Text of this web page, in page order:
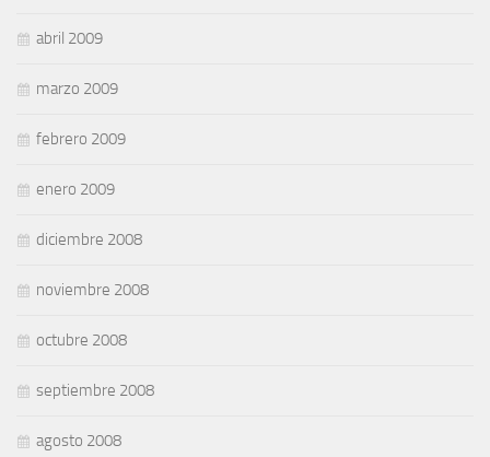
abril 2009
marzo 2009
febrero 2009
enero 2009
diciembre 2008
noviembre 2008
octubre 2008
septiembre 2008
agosto 2008